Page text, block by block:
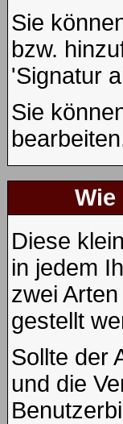
Sie
bzw.
'Signatur
Sie
Diese
in jedem
zwei
gestellt
Sollte der
und die